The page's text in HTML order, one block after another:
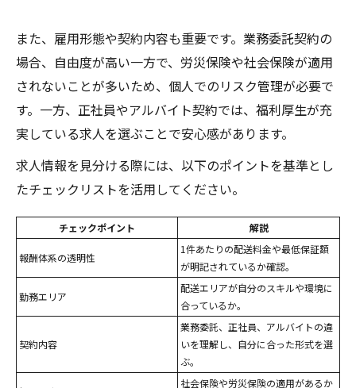
また、雇用形態や契約内容も重要です。業務委託契約の
場合、自由度が高い一方で、労災保険や社会保険が適用
されないことが多いため、個人でのリスク管理が必要で
す。一方、正社員やアルバイト契約では、福利厚生が充
実している求人を選ぶことで安心感があります。
求人情報を見分ける際には、以下のポイントを基準とし
たチェックリストを活用してください。
チェックポイント 解説
報酬体系の透明性
1件あたりの配送料金や最低保証額
が明記されているか確認。
勤務エリア
配送エリアが自分のスキルや環境に
合っているか。
契約内容
業務委託、正社員、アルバイトの違
いを理解し、自分に合った形式を選
ぶ。
社会保険や労災保険の適用があるか